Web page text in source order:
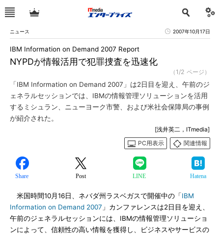
ニュース 2007年10月17日
NYPDが情報活用で犯罪捜査を迅速化
IBM Information on Demand 2007 Report
（1/2 ページ）
「IBM Information on Demand 2007」は2日目を迎え、午前のジ
ェネラルセッションでは、IBMの情報管理ソリューションを活用
するミシュラン、ニューヨーク市警、および米社会保障局の事例
が紹介された。
[浅井英二，ITmedia]
PC用表示
関連情報
Share Post LINE Hatena
米国時間10月16日、ネバダ州ラスベガスで開催中の「IBM
Information on Demand 2007 」カンファレンスは2日目を迎え、
午前のジェネラルセッションには、IBMの情報管理ソリューショ
ンによって、信頼性の高い情報を獲得し、ビジネスやサービスの